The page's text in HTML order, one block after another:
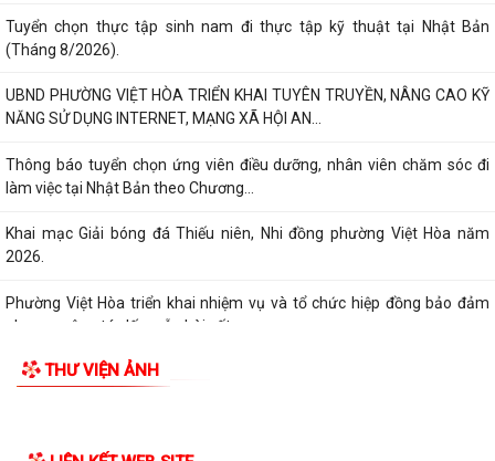
Tuyển chọn thực tập sinh nam đi thực tập kỹ thuật tại Nhật Bản
(Tháng 8/2026).
UBND PHƯỜNG VIỆT HÒA TRIỂN KHAI TUYÊN TRUYỀN, NÂNG CAO KỸ
NĂNG SỬ DỤNG INTERNET, MẠNG XÃ HỘI AN...
Thông báo tuyển chọn ứng viên điều dưỡng, nhân viên chăm sóc đi
làm việc tại Nhật Bản theo Chương...
Khai mạc Giải bóng đá Thiếu niên, Nhi đồng phường Việt Hòa năm
2026.
Phường Việt Hòa triển khai nhiệm vụ và tổ chức hiệp đồng bảo đảm
phục vụ công tác lấy mẫu hài cốt...
THƯ VIỆN ẢNH